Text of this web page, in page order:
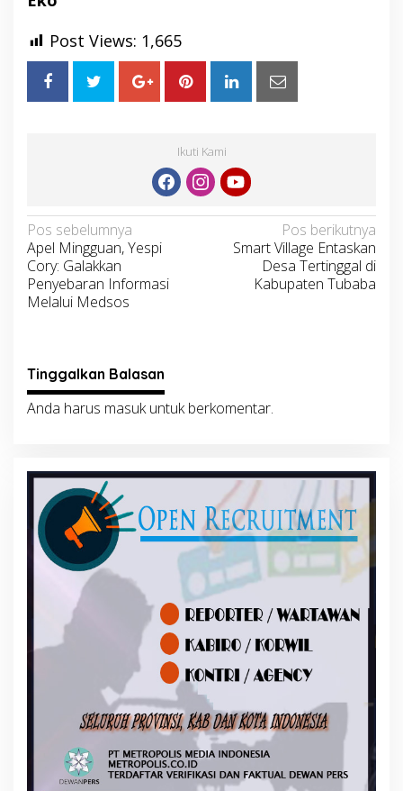
Post Views: 1,665
Ikuti Kami
Navigasi
pos
Pos sebelumnya
Apel Mingguan, Yespi
Cory: Galakkan
Penyebaran Informasi
Melalui Medsos
Pos berikutnya
Smart Village Entaskan
Desa Tertinggal di
Kabupaten Tubaba
Tinggalkan Balasan
Anda harus masukuntuk berkomentar.